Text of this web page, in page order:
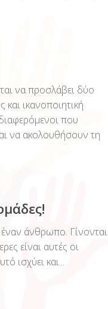
να προσλάβει δύο
ικανοποιητική
που
να ακολουθήσουν τη
άνθρωπο. Γίνονται
είναι αυτές οι
ισχύει και...